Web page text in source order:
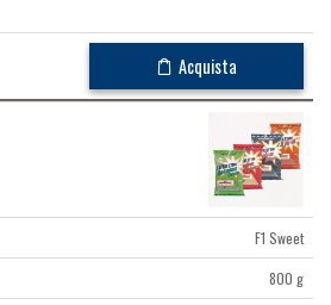
Acquista
F1 Sweet
800 g